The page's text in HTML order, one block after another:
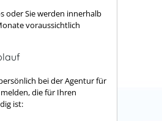
oder Sie werden innerhalb
voraussichtlich
bei der Agentur für
die für Ihren
ist: